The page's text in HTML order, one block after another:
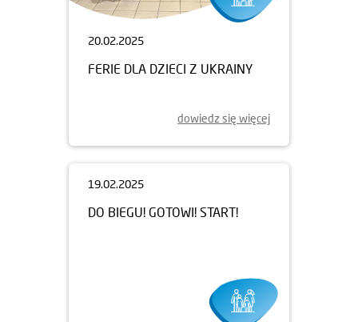
20.02.2025
FERIE DLA DZIECI Z UKRAINY
dowiedz się więcej